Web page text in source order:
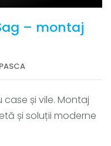
– montaj
și vile. Montaj
și soluții moderne